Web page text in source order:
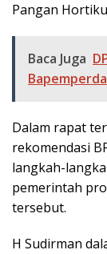
Pangan
Baca Juga
Bapemperda
Dalam rapat
rekomendasi
langkah-
pemerintah
tersebut.
H Sudirman